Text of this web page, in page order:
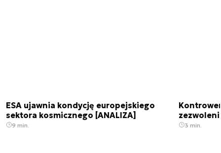
ESA ujawnia kondycję europejskiego
sektora kosmicznego [ANALIZA]
9 min. 3 min.